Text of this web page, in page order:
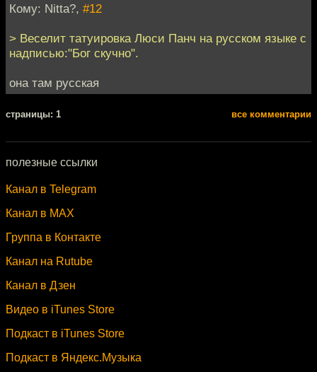
Кому: Nitta?, #12
> Веселит татуировка Люси Панч на русском языке с
надписью:"Бог скучно".
она там русская
cтраницы: 1 все комментарии
полезные ссылки
Канал в Telegram
Канал в MAX
Группа в Контакте
Канал на Rutube
Канал в Дзен
Видео в iTunes Store
Подкаст в iTunes Store
Подкаст в Яндекс.Музыка